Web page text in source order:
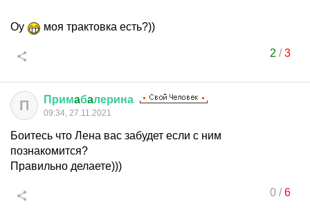
Оу моя трактовка есть?))
2 /3
П Примaбaлерина
09:34, 27.11.2021
Боитесь что Лена вас забудет если с ним
познакомится?
Правильно делаете)))
0/6